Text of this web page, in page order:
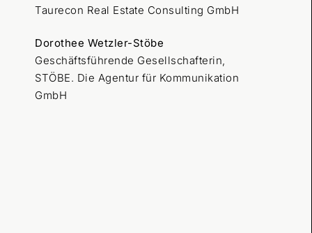
Taurecon Real Estate Consulting GmbH
Dorothee Wetzler-Stöbe
Geschäftsführende Gesellschafterin,
STÖBE. Die Agentur für Kommunikation
GmbH